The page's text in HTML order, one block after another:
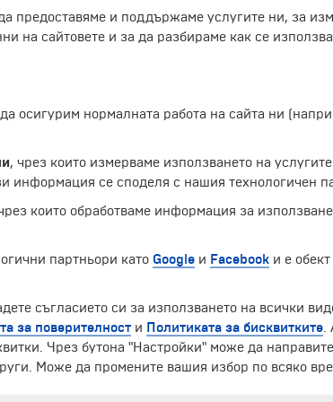
делтата на река Парана. Името на града
и барове, както и невероятния
Екскурзии и почивки до Аржентина »
ЧЛЕН НА
предоставяме и поддържаме услугите ни, за
на сайтовете и за да разбираме как се
осигурим нормалната работа на сайта ни
, чрез които измерваме използването на
информация се споделя с нашия технологичен
които обработваме информация за
партньори като Google и Facebook и е
съгласието си за използването на всички
за поверителност и Политиката за бисквитките
Чрез бутона "Настройки" може да
Може да промените вашия избор по всяко